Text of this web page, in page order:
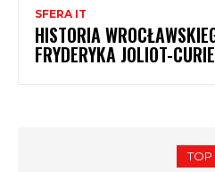
SFERA IT
HISTORIA
FRYDERYKA JOLIOT-CURIE
TOP